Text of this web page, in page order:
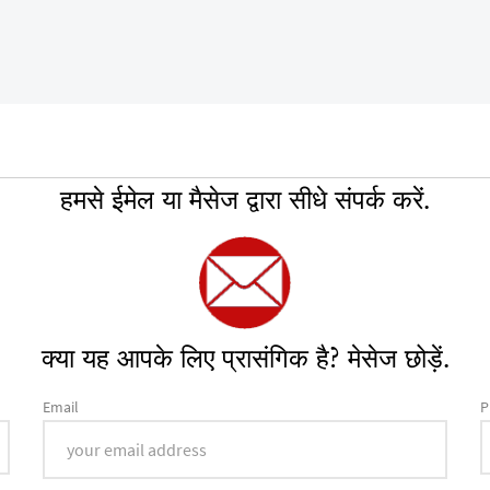
हमसे ईमेल या मैसेज द्वारा सीधे संपर्क करें.
क्या यह आपके लिए प्रासंगिक है? मेसेज छोड़ें.
Email